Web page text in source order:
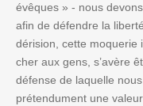
évêques » - nous
afin de défendre la
dérision, cette moquerie
cher aux gens, s’avère
défense de laquelle
prétendument une